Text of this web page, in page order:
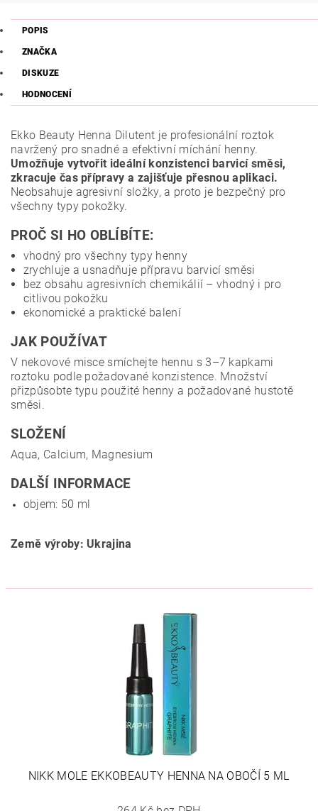
POPIS
ZNAČKA
DISKUZE
HODNOCENÍ
Ekko Beauty Henna Dilutent je profesionální roztok
navržený pro snadné a efektivní míchání henny.
Umožňuje vytvořit ideální konzistenci barvicí směsi,
zkracuje čas přípravy a zajišťuje přesnou aplikaci.
Neobsahuje agresivní složky, a proto je bezpečný pro
všechny typy pokožky.
PROČ SI HO OBLÍBÍTE:
vhodný pro všechny typy henny
zrychluje a usnadňuje přípravu barvicí směsi
bez obsahu agresivních chemikálií – vhodný i pro
citlivou pokožku
ekonomické a praktické balení
JAK POUŽÍVAT
V nekovové misce smíchejte hennu s 3–7 kapkami
roztoku podle požadované konzistence. Množství
přizpůsobte typu použité henny a požadované hustotě
směsi.
SLOŽENÍ
Aqua, Calcium, Magnesium
DALŠÍ INFORMACE
objem: 50 ml
Země výroby: Ukrajina
NIKK MOLE EKKOBEAUTY HENNA NA OBOČÍ 5 ML